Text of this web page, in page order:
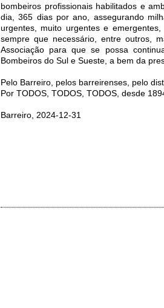
bombeiros profissionais habilitados e
dia, 365 dias por ano, assegurando
urgentes, muito urgentes e
sempre que necessário, entre outros,
Associação para que se possa
Bombeiros do Sul e Sueste, a bem da
Pelo Barreiro, pelos barreirenses, pelo
Por TODOS, TODOS, TODOS, desde
Barreiro, 2024-12-31